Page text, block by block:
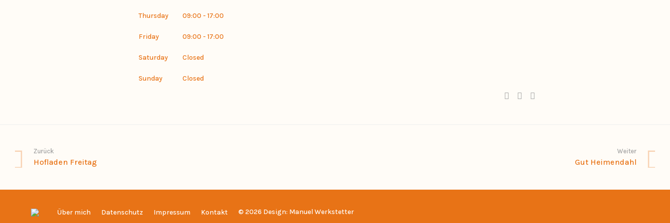
Thursday 09:00 - 17:00
Friday 09:00 - 17:00
Saturday Closed
Sunday Closed
Zurück
Hofladen Freitag
Weiter
Gut Heimendahl
Über mich Datenschutz Impressum Kontakt © 2026 Design: Manuel Werkstetter